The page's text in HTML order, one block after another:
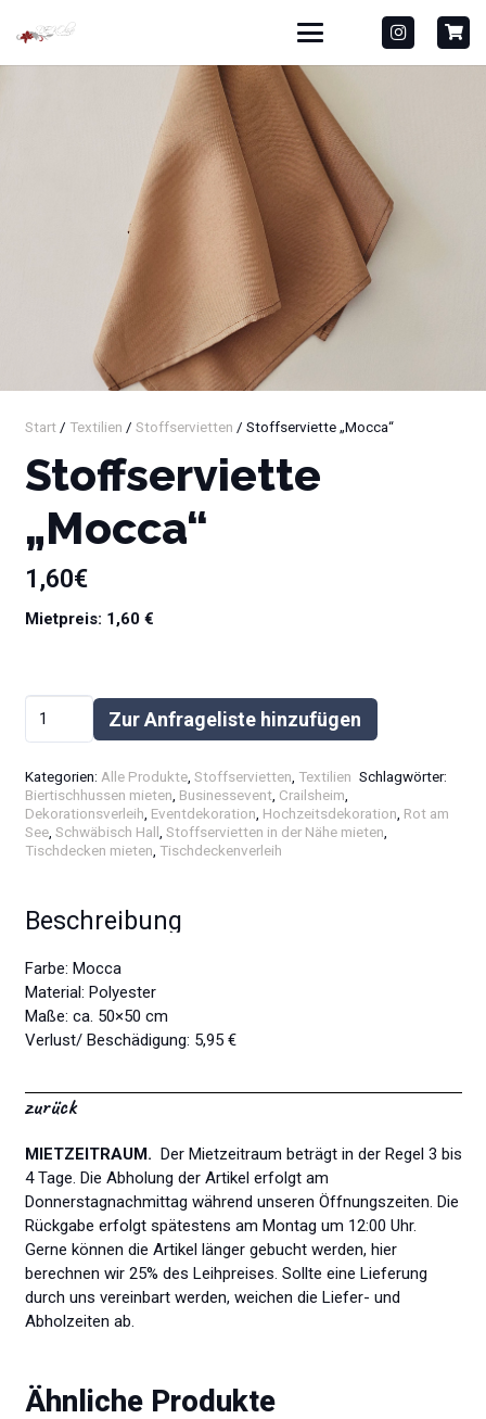
Start/ Textilien / Stoffservietten / Stoffserviette „Mocca“
Stoffserviette
„Mocca“
1,60€
Mietpreis: 1,60 €
Stoffserviette
"Mocca"
Zur Anfrageliste hinzufügen
Alternative:
Kategorien: Alle Produkte, Stoffservietten Textilien Schlagwörter:
Biertischhussen mieten Businessevent, Crailsheim
Dekorationsverleih Eventdekoration Hochzeitsdekoration Rot am
See, Schwäbisch Hall Stoffservietten in der Nähe mieten
Tischdecken mieten Tischdeckenverleih
Beschreibung
Farbe: Mocca
Material: Polyester
Maße: ca. 50×50 cm
Verlust/ Beschädigung: 5,95 €
zurück
MIETZEITRAUM. Der Mietzeitraum beträgt in der Regel 3 bis
4 Tage. Die Abholung der Artikel erfolgt am
Donnerstagnachmittag während unseren Öffnungszeiten. Die
Rückgabe erfolgt spätestens am Montag um 12:00 Uhr.
Gerne können die Artikel länger gebucht werden, hier
berechnen wir 25% des Leihpreises. Sollte eine Lieferung
durch uns vereinbart werden, weichen die Liefer- und
Abholzeiten ab.
Ähnliche Produkte